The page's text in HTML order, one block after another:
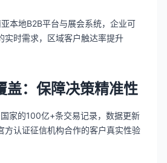
本地B2B平台与展会系统，企业可
实时需求，区域客户触达率提升
盖：保障决策精准性
家的100亿+条交易记录，数据更新
方认证征信机构合作的客户真实性验